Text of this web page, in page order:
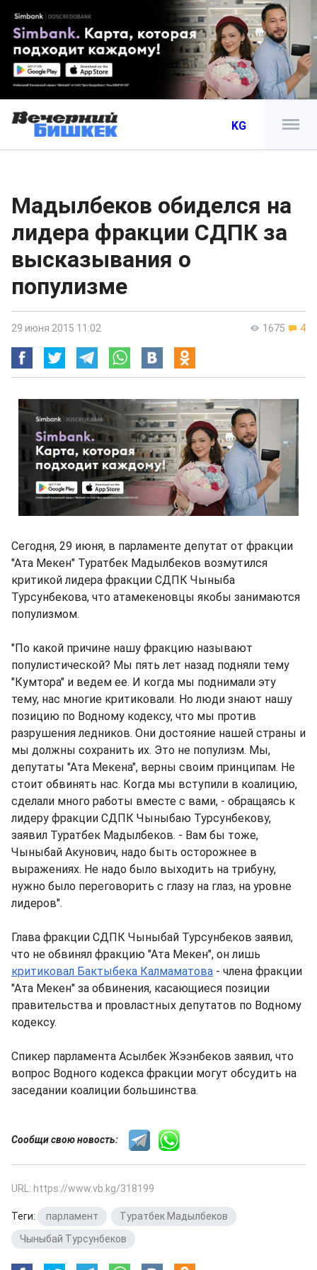
KG
Мадылбеков обиделся на
лидера фракции СДПК за
высказывания о
популизме
1675 4
29 июня 2015 11:02
Сегодня, 29 июня, в парламенте депутат от фракции
"Ата Мекен" Туратбек Мадылбеков возмутился
критикой лидера фракции СДПК Чыныба
Турсунбекова, что атамекеновцы якобы занимаются
популизмом.
"По какой причине нашу фракцию называют
популистической? Мы пять лет назад подняли тему
"Кумтора" и ведем ее. И когда мы поднимали эту
тему, нас многие критиковали. Но люди знают нашу
позицию по Водному кодексу, что мы против
разрушения ледников. Они достояние нашей страны и
мы должны сохранить их. Это не популизм. Мы,
депутаты "Ата Мекена", верны своим принципам. Не
стоит обвинять нас. Когда мы вступили в коалицию,
сделали много работы вместе с вами, - обращаясь к
лидеру фракции СДПК Чыныбаю Турсунбекову,
заявил Туратбек Мадылбеков. - Вам бы тоже,
Чыныбай Акунович, надо быть осторожнее в
выражениях. Не надо было выходить на трибуну,
нужно было переговорить с глазу на глаз, на уровне
лидеров".
Глава фракции СДПК Чыныбай Турсунбеков заявил,
что не обвинял фракцию "Ата Мекен", он лишь
критиковал Бактыбека Калмаматова - члена фракции
"Ата Мекен" за обвинения, касающиеся позиции
правительства и провластных депутатов по Водному
кодексу.
Спикер парламента Асылбек Жээнбеков заявил, что
вопрос Водного кодекса фракции могут обсудить на
заседании коалиции большинства.
Сообщи свою новость:
URL: https://www.vb.kg/318199
Теги: парламент Туратбек Мадылбеков
Чыныбай Турсунбеков